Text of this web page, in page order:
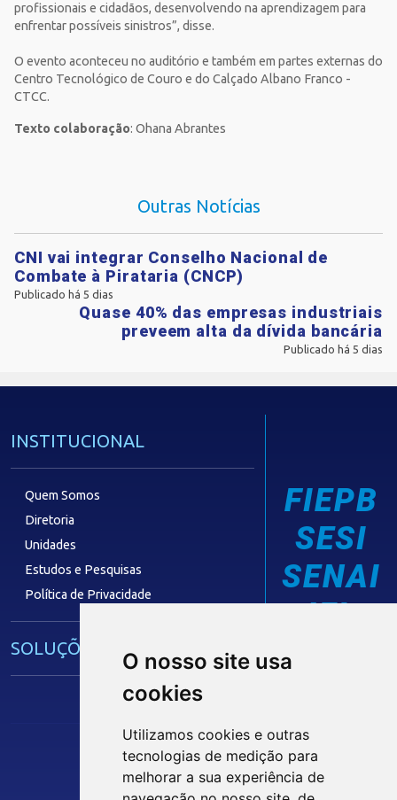
O nosso site usa
cookies
Utilizamos cookies e outras
tecnologias de medição para
melhorar a sua experiência de
profissionais e cidadãos, desenvolvendo na aprendizagem para
enfrentar possíveis sinistros”, disse.
O evento aconteceu no auditório e também em partes externas do
Centro Tecnológico de Couro e do Calçado Albano Franco -
CTCC.
Texto colaboração: Ohana Abrantes
Outras Notícias
CNI vai integrar Conselho Nacional de
Combate à Pirataria (CNCP)
Publicado há 5 dias
Quase 40% das empresas industriais
preveem alta da dívida bancária
Publicado há 5 dias
INSTITUCIONAL
Quem Somos
Diretoria
Unidades
Estudos e Pesquisas
Política de Privacidade
SOLUÇÕES E SERVIÇOS
Núcleo de Acesso ao Crédito
Centro Internacional de Negócios -
FIEPB
SESI
SENAI
IEL
Siga nossas Redes Sociais